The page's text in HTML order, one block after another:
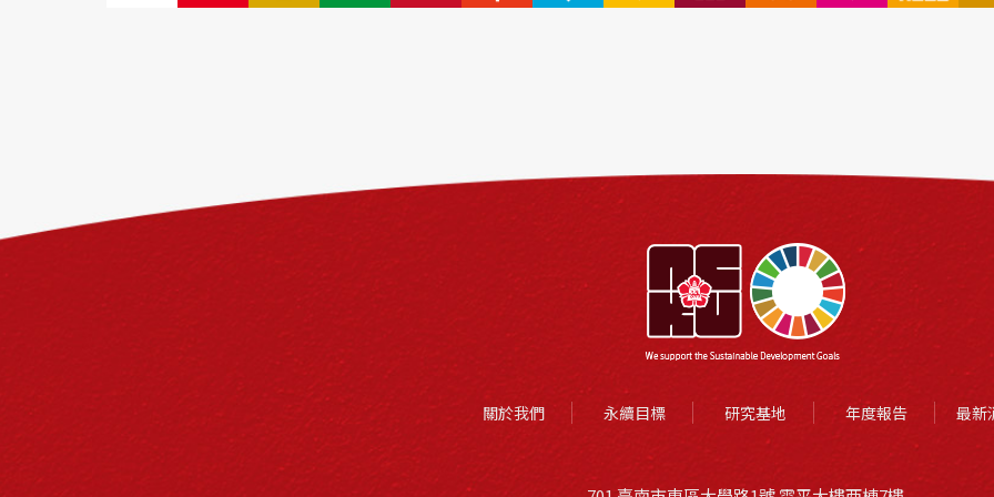
關於我們 永續目標 研究基地 年度報告 最新